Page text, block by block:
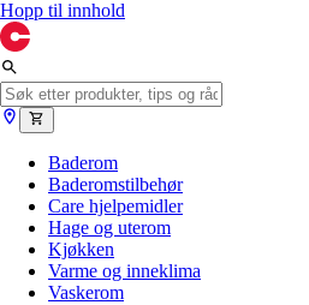
Hopp til innhold
Baderom
Baderomstilbehør
Care hjelpemidler
Hage og uterom
Kjøkken
Varme og inneklima
Vaskerom